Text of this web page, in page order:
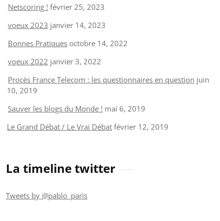
Netscoring ! février 25, 2023
voeux 2023 janvier 14, 2023
Bonnes Pratiques octobre 14, 2022
voeux 2022 janvier 3, 2022
Procès France Telecom : les questionnaires en question juin
10, 2019
Sauver les blogs du Monde ! mai 6, 2019
Le Grand Débat / Le Vrai Débat février 12, 2019
La timeline twitter
Tweets by @pablo_paris